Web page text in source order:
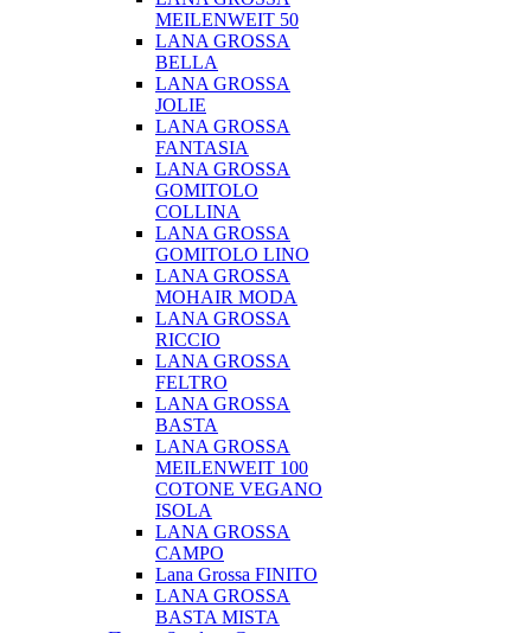
MEILENWEIT 50
LANA GROSSA
BELLA
LANA GROSSA
JOLIE
LANA GROSSA
FANTASIA
LANA GROSSA
GOMITOLO
COLLINA
LANA GROSSA
GOMITOLO LINO
LANA GROSSA
MOHAIR MODA
LANA GROSSA
RICCIO
LANA GROSSA
FELTRO
LANA GROSSA
BASTA
LANA GROSSA
MEILENWEIT 100
COTONE VEGANO
ISOLA
LANA GROSSA
CAMPO
Lana Grossa FINITO
LANA GROSSA
BASTA MISTA